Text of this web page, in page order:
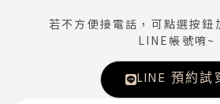
若不方便接電話，可點選按鈕
LINE帳號唷~
LINE 預約試